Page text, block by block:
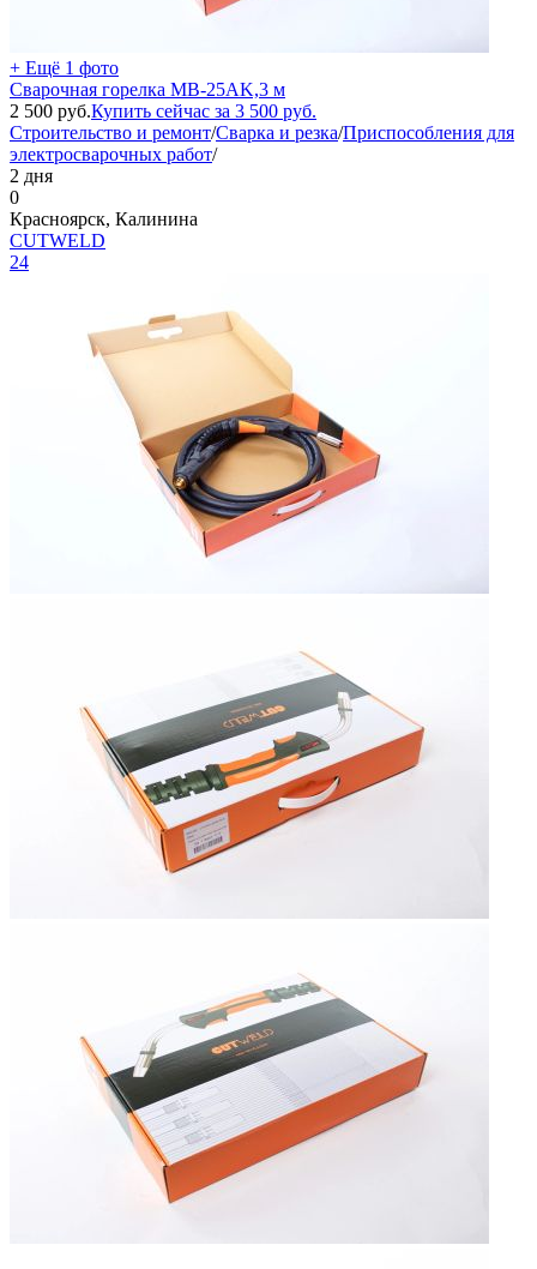
+ Ещё 1 фото
Сварочная горелка MB-25AK,3 м
2 500 руб.Купить сейчас за 3 500 руб.
Строительство и ремонт/Сварка и резка/Приспособления для
электросварочных работ/
2 дня
0
Красноярск, Калинина
СUTWELD
24